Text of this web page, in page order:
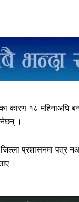
कारण १८
।
प्रशासनमा पत्र
।